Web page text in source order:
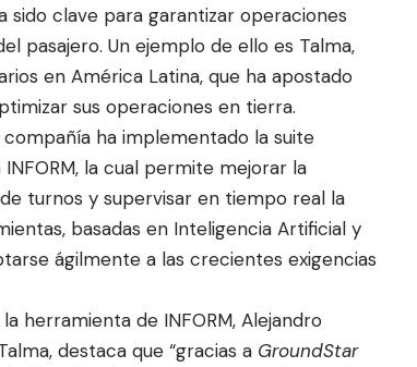
sido clave para garantizar operaciones
pasajero. Un ejemplo de ello es Talma,
en América Latina, que ha apostado
sus operaciones en tierra.
ha implementado la suite
la cual permite mejorar la
turnos y supervisar en tiempo real la
basadas en Inteligencia Artificial y
ágilmente a las crecientes exigencias
herramienta de INFORM, Alejandro
destaca que “gracias a GroundStar